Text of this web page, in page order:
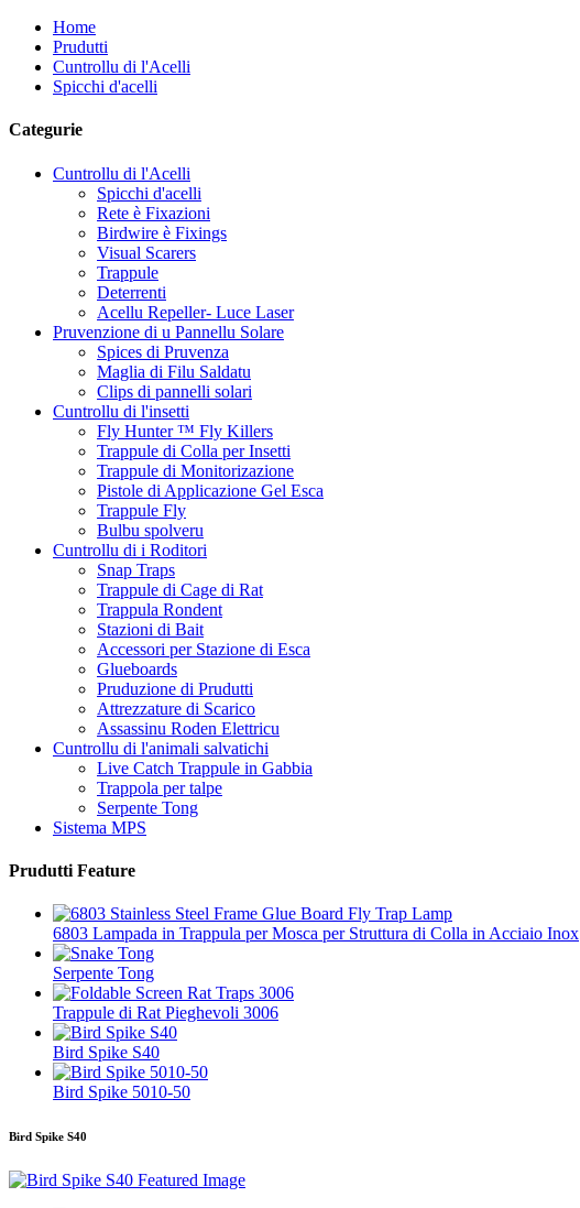
Home
Prudutti
Cuntrollu di l'Acelli
Spicchi d'acelli
Categurie
Cuntrollu di l'Acelli
Spicchi d'acelli
Rete è Fixazioni
Birdwire è Fixings
Visual Scarers
Trappule
Deterrenti
Acellu Repeller- Luce Laser
Pruvenzione di u Pannellu Solare
Spices di Pruvenza
Maglia di Filu Saldatu
Clips di pannelli solari
Cuntrollu di l'insetti
Fly Hunter ™ Fly Killers
Trappule di Colla per Insetti
Trappule di Monitorizazione
Pistole di Applicazione Gel Esca
Trappule Fly
Bulbu spolveru
Cuntrollu di i Roditori
Snap Traps
Trappule di Cage di Rat
Trappula Rondent
Stazioni di Bait
Accessori per Stazione di Esca
Glueboards
Pruduzione di Prudutti
Attrezzature di Scarico
Assassinu Roden Elettricu
Cuntrollu di l'animali salvatichi
Live Catch Trappule in Gabbia
Trappola per talpe
Serpente Tong
Sistema MPS
Prudutti Feature
6803 Lampada in Trappula per Mosca per Struttura di Colla in Acciaio Inox
Serpente Tong
Trappule di Rat Pieghevoli 3006
Bird Spike S40
Bird Spike 5010-50
Bird Spike S40